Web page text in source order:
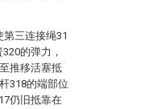
三连接绳31
的弹力，
推移活塞抵
318的端部位
仍旧抵靠在